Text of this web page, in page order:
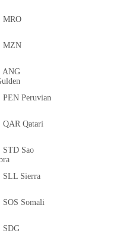
MRO
MZN
ANG
PEN Peruvian
QAR Qatari
STD Sao
SLL Sierra
SOS Somali
SDG